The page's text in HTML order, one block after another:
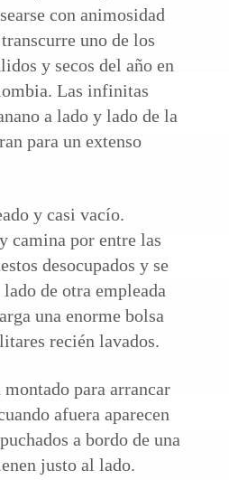
con animosidad
uno de los
y secos del año en
Las infinitas
a lado y lado de la
para un extenso
y casi vacío.
camina por entre las
desocupados y se
de otra empleada
una enorme bolsa
recién lavados.
para arrancar
afuera aparecen
a bordo de una
justo al lado.